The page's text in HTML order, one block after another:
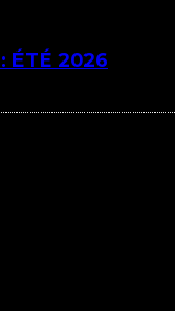
ÉTÉ 2026